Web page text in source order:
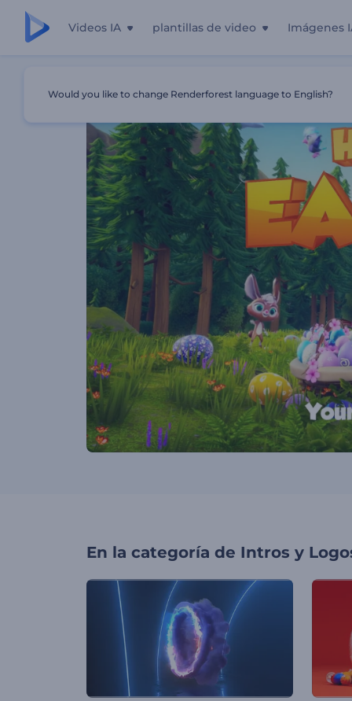
Videos IA plantillas de video Imágenes
En la categoría de Intros y
Would you like to change Renderforest language to English?